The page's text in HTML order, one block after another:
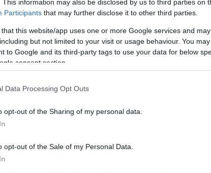
This information may also be disclosed by us to third parties on
Participants that may further disclose it to other third parties.
that this website/app uses one or more Google services and
but not limited to your visit or usage behaviour. You
to Google and its third-party tags to use your data for below
consent section.
Data Processing Opt Outs
opt-out of the Sharing of my personal data.
opt-out of the Sale of my Personal Data.